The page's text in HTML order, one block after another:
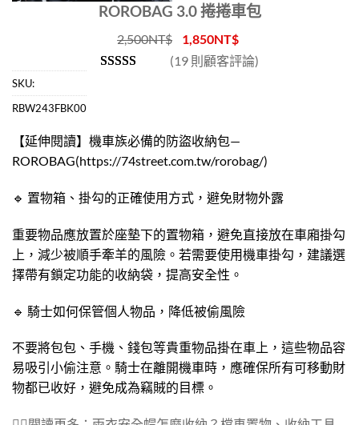
ROROBAG 3.0 捲捲車包
2,500NT$ 1,850NT$
分
(19 則顧客評論)
SKU:
RBW243FBK00
【延伸閱讀】機車族必備的防盜收納包—
ROROBAG(https://74street.com.tw/rorobag/)
🔹 置物箱、掛勾的正確使用方式，避免財物外露
重要物品應放置於座墊下的置物箱，避免直接放在車廂掛勾
上，減少被順手牽羊的風險。若需要使用機車掛勾，建議選
擇帶有鎖定功能的收納袋，提高安全性。
🔹 騎士如何保管個人物品，降低被偷風險
不要將包包、手機、錢包等貴重物品掛在車上，這些物品容
易吸引小偷注意。騎士在離開機車時，應確保所有可移動財
物都已收好，避免成為竊賊的目標。